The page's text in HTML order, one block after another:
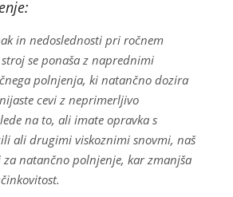
in nedoslednosti pri ročnem
se ponaša z naprednimi
polnjenja, ki natančno dozira
cevi z neprimerljivo
na to, ali imate opravka s
ali drugimi viskoznimi snovmi, naš
natančno polnjenje, kar zmanjša